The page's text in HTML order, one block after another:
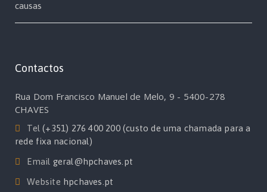
causas
Contactos
Rua Dom Francisco Manuel de Melo, 9 - 5400-278
CHAVES
Tel(+351) 276 400 200 (custo de uma chamada para a
rede fixa nacional)
Email geral@hpchaves.pt
Website hpchaves.pt